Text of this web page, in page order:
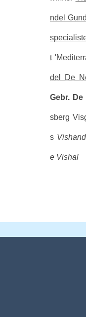
ndel
t
del De
Gebr.
sberg
s
e Vishal